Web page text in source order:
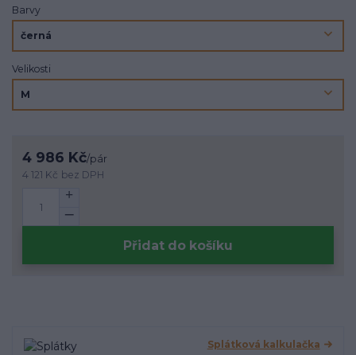
Barvy
Velikosti
4 986 Kč/pár
4 121 Kč bez DPH
Přidat do košíku
Splátková kalkulačka